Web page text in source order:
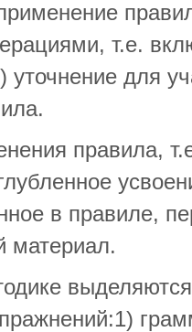
т.е.
уточнение для
правила,
в правиле,
материал.